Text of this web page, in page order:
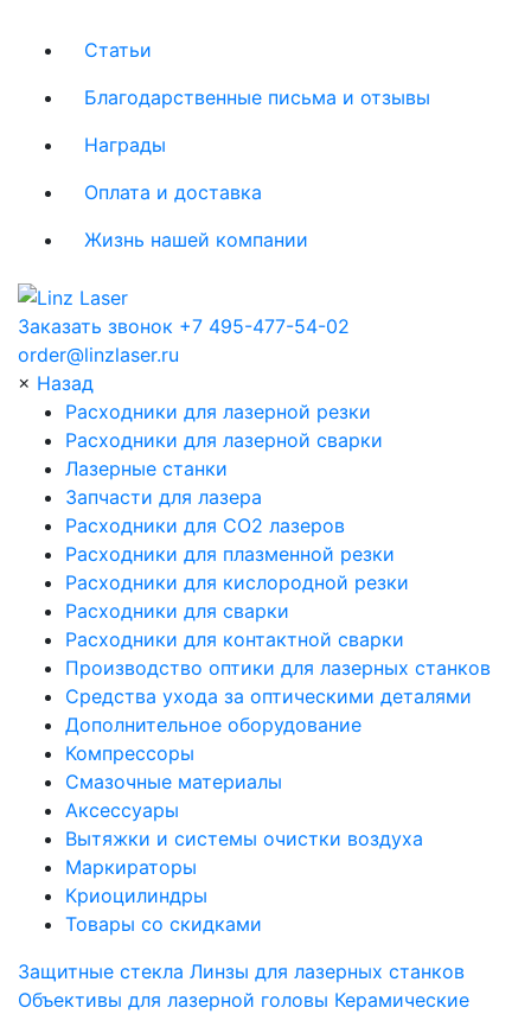
Статьи
Благодарственные письма и отзывы
Награды
Оплата и доставка
Жизнь нашей компании
Заказать звонок +7 495-477-54-02
order@linzlaser.ru
× Назад
Расходники для лазерной резки
Расходники для лазерной сварки
Лазерные станки
Запчасти для лазера
Расходники для СО2 лазеров
Расходники для плазменной резки
Расходники для кислородной резки
Расходники для сварки
Расходники для контактной сварки
Производство оптики для лазерных станков
Средства ухода за оптическими деталями
Дополнительное оборудование
Компрессоры
Смазочные материалы
Аксессуары
Вытяжки и системы очистки воздуха
Маркираторы
Криоцилиндры
Товары со скидками
Защитные стекла Линзы для лазерных станков
Объективы для лазерной головы Керамические